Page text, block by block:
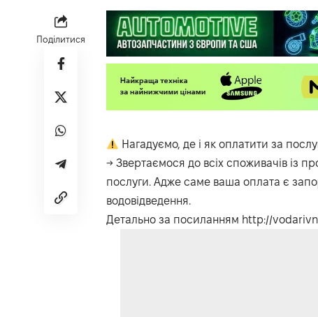
Поділитися
Нагадуємо, де і як оплатити за
→ Звертаємося до всіх споживачів із
послуги. Адже саме ваша оплата є
водовідведення.
Детально за посиланням http://